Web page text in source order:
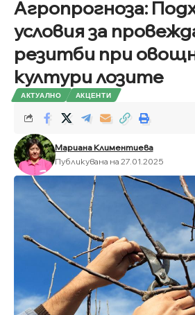
Агропрогноза:
условия за
резитби при
култури лозите
АКТУАЛНО АКЦЕНТИ
Мариана Климентиева
Публикувана на 27.01.2025